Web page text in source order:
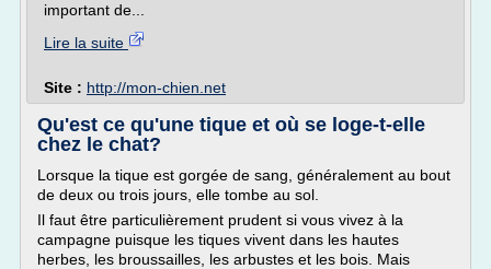
important de...
Lire la suite
Site : http://mon-chien.net
Qu'est ce qu'une tique et où se loge-t-elle
chez le chat?
Lorsque la tique est gorgée de sang, généralement au bout
de deux ou trois jours, elle tombe au sol.
Il faut être particulièrement prudent si vous vivez à la
campagne puisque les tiques vivent dans les hautes
herbes, les broussailles, les arbustes et les bois. Mais